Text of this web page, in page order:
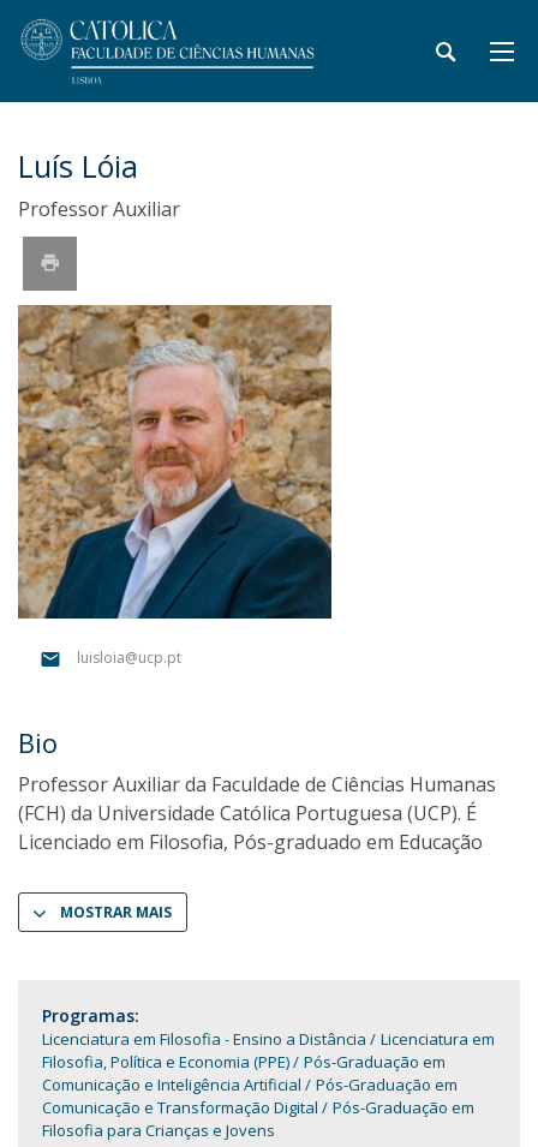
Luís Lóia
Professor Auxiliar
luisloia@ucp.pt
Bio
Professor Auxiliar da Faculdade de Ciências Humanas
(FCH) da Universidade Católica Portuguesa (UCP). É
Licenciado em Filosofia, Pós-graduado em Educação
MOSTRAR MAIS
Programas:
Licenciatura em Filosofia - Ensino a Distância
Licenciatura em
Filosofia, Política e Economia (PPE)
Pós-Graduação em
Comunicação e Inteligência Artificial
Pós-Graduação em
Comunicação e Transformação Digital
Pós-Graduação em
Filosofia para Crianças e Jovens